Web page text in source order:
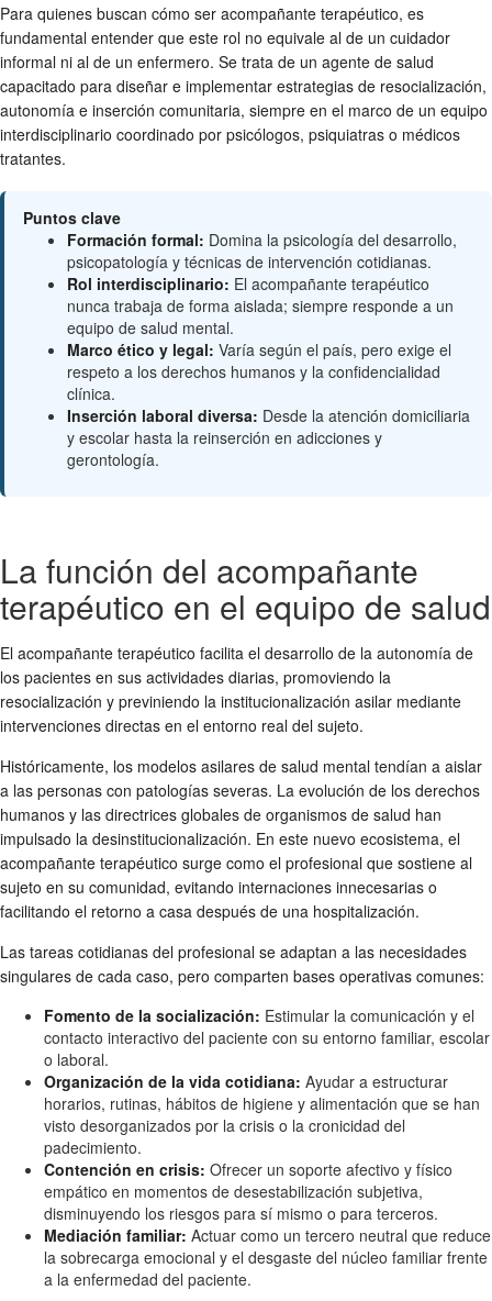
Para quienes buscan cómo ser acompañante terapéutico, es
fundamental entender que este rol no equivale al de un cuidador
informal ni al de un enfermero. Se trata de un agente de salud
capacitado para diseñar e implementar estrategias de resocialización,
autonomía e inserción comunitaria, siempre en el marco de un equipo
interdisciplinario coordinado por psicólogos, psiquiatras o médicos
tratantes.
Puntos clave
Formación formal: Domina la psicología del desarrollo,
psicopatología y técnicas de intervención cotidianas.
Rol interdisciplinario: El acompañante terapéutico
nunca trabaja de forma aislada; siempre responde a un
equipo de salud mental.
Marco ético y legal: Varía según el país, pero exige el
respeto a los derechos humanos y la confidencialidad
clínica.
Inserción laboral diversa: Desde la atención domiciliaria
y escolar hasta la reinserción en adicciones y
gerontología.
La función del acompañante
terapéutico en el equipo de salud
El acompañante terapéutico facilita el desarrollo de la autonomía de
los pacientes en sus actividades diarias, promoviendo la
resocialización y previniendo la institucionalización asilar mediante
intervenciones directas en el entorno real del sujeto.
Históricamente, los modelos asilares de salud mental tendían a aislar
a las personas con patologías severas. La evolución de los derechos
humanos y las directrices globales de organismos de salud han
impulsado la desinstitucionalización. En este nuevo ecosistema, el
acompañante terapéutico surge como el profesional que sostiene al
sujeto en su comunidad, evitando internaciones innecesarias o
facilitando el retorno a casa después de una hospitalización.
Las tareas cotidianas del profesional se adaptan a las necesidades
singulares de cada caso, pero comparten bases operativas comunes:
Fomento de la socialización: Estimular la comunicación y el
contacto interactivo del paciente con su entorno familiar, escolar
o laboral.
Organización de la vida cotidiana: Ayudar a estructurar
horarios, rutinas, hábitos de higiene y alimentación que se han
visto desorganizados por la crisis o la cronicidad del
padecimiento.
Contención en crisis: Ofrecer un soporte afectivo y físico
empático en momentos de desestabilización subjetiva,
disminuyendo los riesgos para sí mismo o para terceros.
Mediación familiar: Actuar como un tercero neutral que reduce
la sobrecarga emocional y el desgaste del núcleo familiar frente
a la enfermedad del paciente.